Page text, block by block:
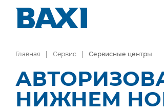
Главная Сервис Сервисные центры
НИЖНЕМ